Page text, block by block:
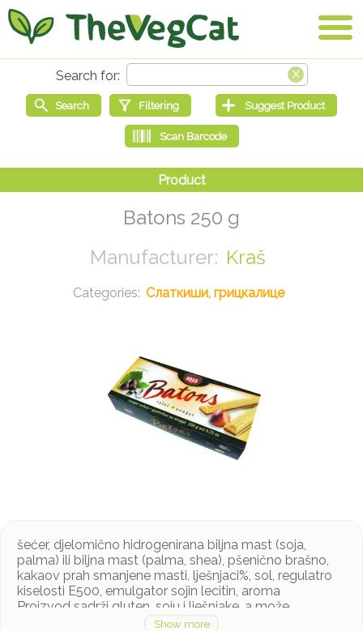
Batons 250 g
Kraš
Слаткиши, грицкалице
šećer, djelomično hidrogenirana biljna mast (soja,
palma) ili biljna mast (palma, shea), pšenično brašno,
kakaov prah smanjene masti, lješnjaci%, sol, regulatro
kiselosti E500, emulgator sojin lecitin, aroma
Proizvod sadrži gluten, soju i lješnjake, a može
sadržavati mlijeko u tragovima